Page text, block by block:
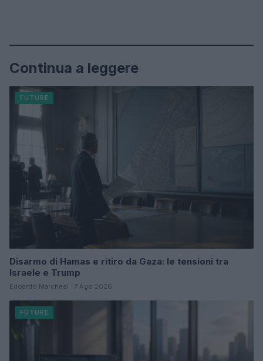
Continua a leggere
FUTURE
Disarmo di Hamas e ritiro da Gaza: le tensioni tra
Israele e Trump
Edoardo Marchesi · 7 Ago 2026
FUTURE